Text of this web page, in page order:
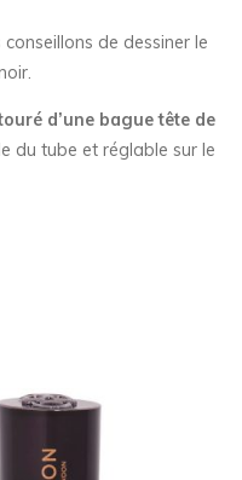
de dessiner le
d’une bague tête de
du tube et réglable sur le